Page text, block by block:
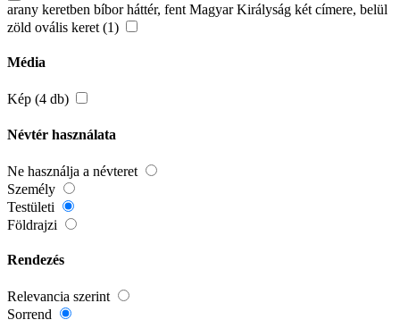
arany keretben bíbor háttér, fent Magyar Királyság két címere, belül
zöld ovális keret (1)
Média
Kép (4 db)
Névtér használata
Ne használja a névteret
Személy
Testületi
Földrajzi
Rendezés
Relevancia szerint
Sorrend